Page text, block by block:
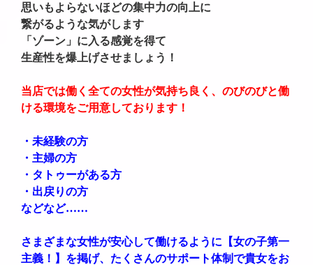
思いもよらないほどの集中力の向上に
繋がるような気がします
「ゾーン」に入る感覚を得て
生産性を爆上げさせましょう！
当店では働く全ての女性が気持ち良く、のびのびと働
ける環境をご用意しております！
・未経験の方
・主婦の方
・タトゥーがある方
・出戻りの方
などなど……
さまざまな女性が安心して働けるように【女の子第一
主義！】を掲げ、たくさんのサポート体制で貴女をお